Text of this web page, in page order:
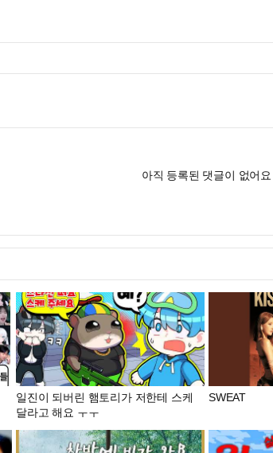
아직 등록된 댓글이 없어요
일진이 되버린 햄토리가 저한테 스케
달라고 해요 ㅜㅜ
SWEAT